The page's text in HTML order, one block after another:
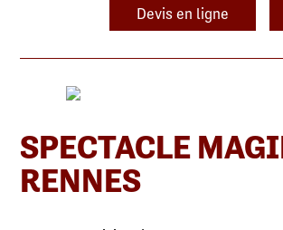
Devis en ligne
SPECTACLE
RENNES